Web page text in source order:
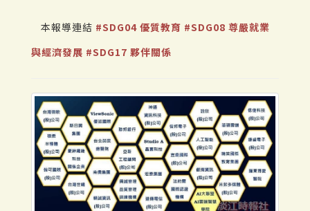
本報導連結 #SDG04 優質教育 #SDG08 尊嚴就業
與經濟發展 #SDG17 夥伴關係